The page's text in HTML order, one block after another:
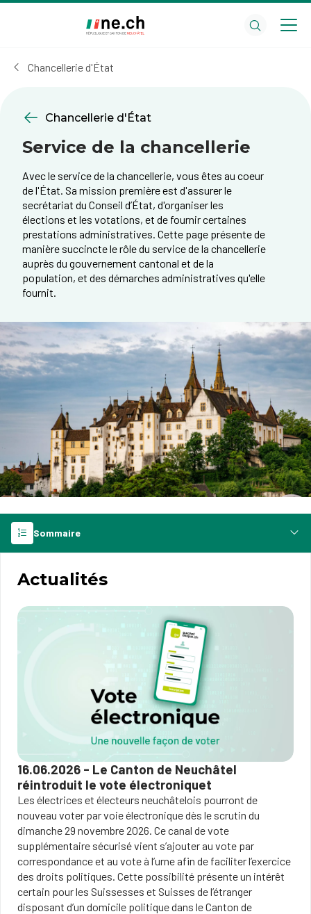
cookies
Chancellerie d'État
Chancellerie d'État
Service de la chancellerie
Avec le service de la chancellerie, vous êtes au coeur
de l'État. Sa mission première est d'assurer le
secrétariat du Conseil d’État, d'organiser les
élections et les votations, et de fournir certaines
prestations administratives. Cette page présente de
manière succincte le rôle du service de la chancellerie
auprès du gouvernement cantonal et de la
population, et des démarches administratives qu'elle
fournit.
Sommaire
Actualités
16.06.2026 - Le Canton de Neuchâtel
réintroduit le vote électroniquet
Les électrices et électeurs neuchâtelois pourront de
nouveau voter par voie électronique dès le scrutin du
dimanche 29 novembre 2026. Ce canal de vote
supplémentaire sécurisé vient s’ajouter au vote par
correspondance et au vote à l’urne afin de faciliter l’exercice
des droits politiques. Cette possibilité présente un intérêt
certain pour les Suissesses et Suisses de l’étranger
disposant d’un domicile politique dans le Canton de